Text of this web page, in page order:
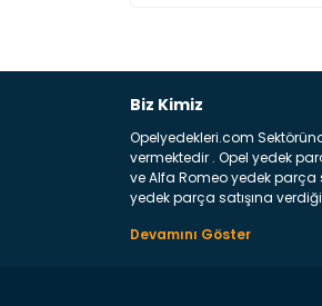
Biz Kimiz
Opelyedekleri.com
vermektedir . Opel yedek
ve Alfa Romeo yedek parça
yedek parça satışına
belirttiğimiz parçalar sizlere
üretilmiş disk ile teması